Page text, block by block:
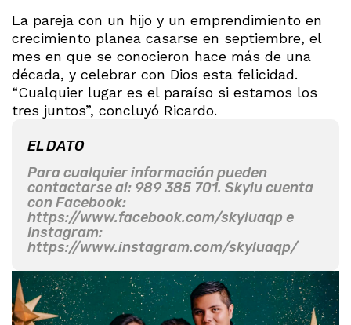
La pareja con un hijo y un emprendimiento en
crecimiento planea casarse en septiembre, el
mes en que se conocieron hace más de una
década, y celebrar con Dios esta felicidad.
“Cualquier lugar es el paraíso si estamos los
tres juntos”, concluyó Ricardo.
EL DATO
Para cualquier información pueden
contactarse al: 989 385 701. Skylu cuenta
con Facebook:
https://www.facebook.com/skyluaqp e
Instagram:
https://www.instagram.com/skyluaqp/